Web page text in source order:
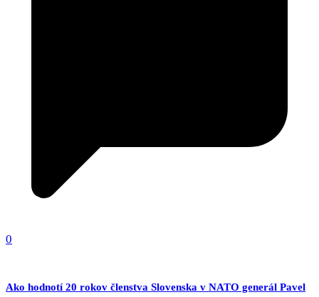
0
Ako hodnotí 20 rokov členstva Slovenska v NATO generál Pavel